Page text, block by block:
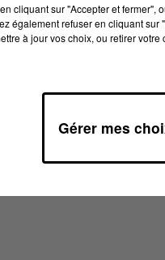
cliquant sur "Accepter et
également refuser en cliquant
à jour vos choix, ou retirer
Gérer mes